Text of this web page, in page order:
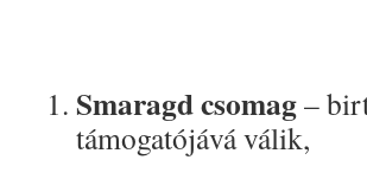
Smaragd csomag–
támogatójává válik,